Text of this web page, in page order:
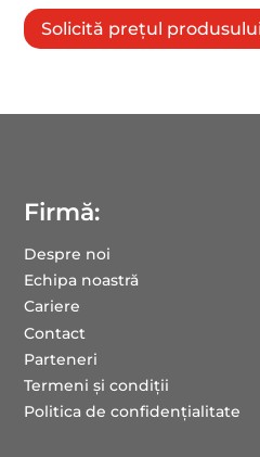
Solicită prețul
Firmă:
Despre noi
Echipa noastră
Cariere
Contact
Parteneri
Termeni și condiții
Politica de confidențialitate